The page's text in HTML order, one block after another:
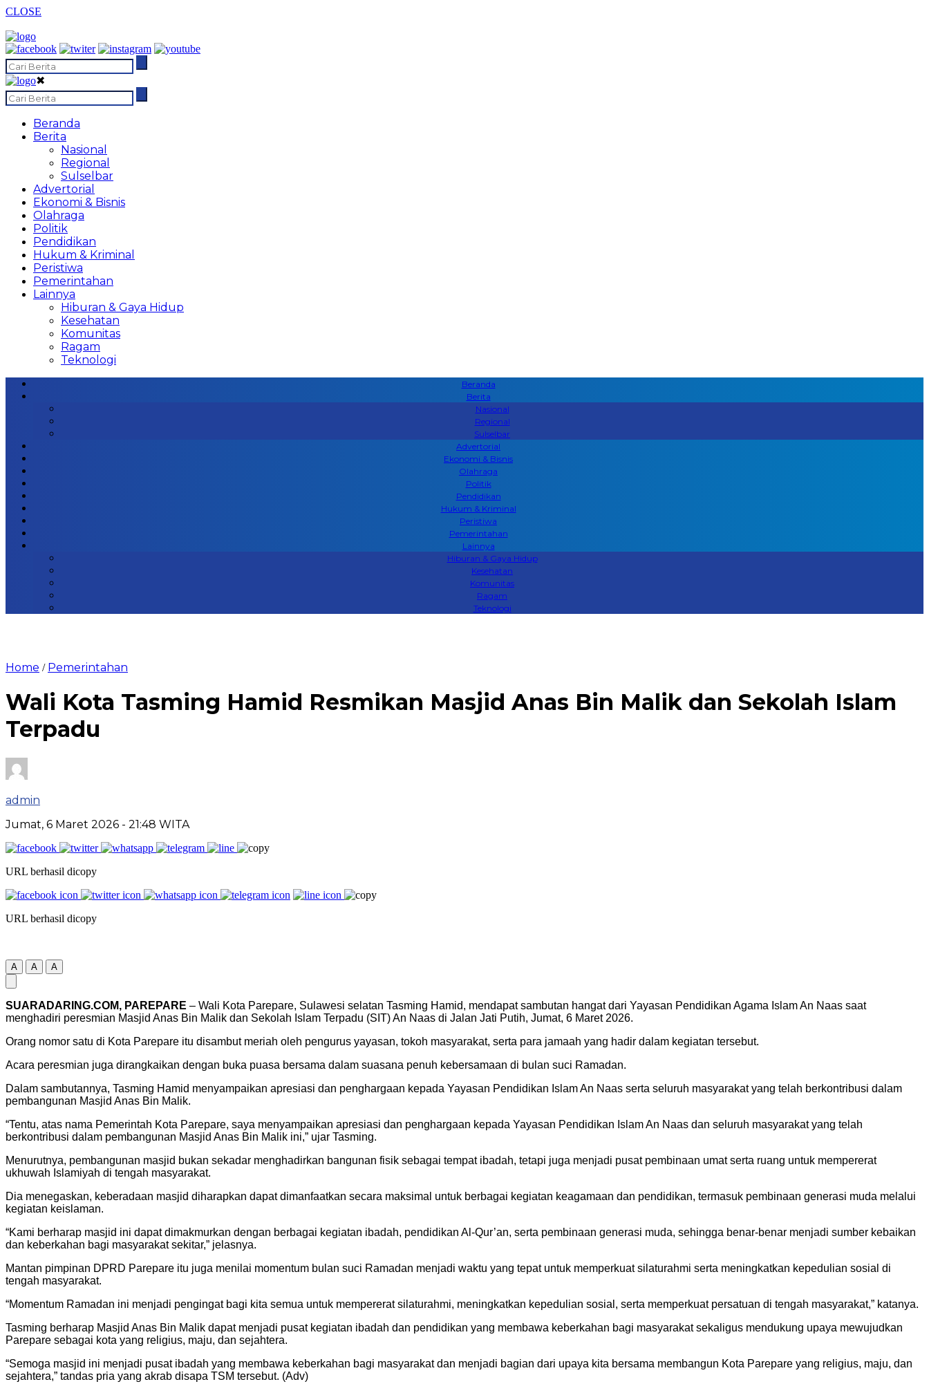
CLOSE
✖
Beranda
Berita
Nasional
Regional
Sulselbar
Advertorial
Ekonomi & Bisnis
Olahraga
Politik
Pendidikan
Hukum & Kriminal
Peristiwa
Pemerintahan
Lainnya
Hiburan & Gaya Hidup
Kesehatan
Komunitas
Ragam
Teknologi
Beranda
Berita
Nasional
Regional
Sulselbar
Advertorial
Ekonomi & Bisnis
Olahraga
Politik
Pendidikan
Hukum & Kriminal
Peristiwa
Pemerintahan
Lainnya
Hiburan & Gaya Hidup
Kesehatan
Komunitas
Ragam
Teknologi
Home / Pemerintahan
Wali Kota Tasming Hamid Resmikan Masjid Anas Bin Malik dan Sekolah Islam
Terpadu
admin
Jumat, 6 Maret 2026 - 21:48 WITA
URL berhasil dicopy
URL berhasil dicopy
A A A
SUARADARING.COM, PAREPARE – Wali Kota Parepare, Sulawesi selatan Tasming Hamid, mendapat sambutan hangat dari Yayasan Pendidikan Agama Islam An Naas saat
menghadiri peresmian Masjid Anas Bin Malik dan Sekolah Islam Terpadu (SIT) An Naas di Jalan Jati Putih, Jumat, 6 Maret 2026.
Orang nomor satu di Kota Parepare itu disambut meriah oleh pengurus yayasan, tokoh masyarakat, serta para jamaah yang hadir dalam kegiatan tersebut.
Acara peresmian juga dirangkaikan dengan buka puasa bersama dalam suasana penuh kebersamaan di bulan suci Ramadan.
Dalam sambutannya, Tasming Hamid menyampaikan apresiasi dan penghargaan kepada Yayasan Pendidikan Islam An Naas serta seluruh masyarakat yang telah berkontribusi dalam
pembangunan Masjid Anas Bin Malik.
“Tentu, atas nama Pemerintah Kota Parepare, saya menyampaikan apresiasi dan penghargaan kepada Yayasan Pendidikan Islam An Naas dan seluruh masyarakat yang telah
berkontribusi dalam pembangunan Masjid Anas Bin Malik ini,” ujar Tasming.
Menurutnya, pembangunan masjid bukan sekadar menghadirkan bangunan fisik sebagai tempat ibadah, tetapi juga menjadi pusat pembinaan umat serta ruang untuk mempererat
ukhuwah Islamiyah di tengah masyarakat.
Dia menegaskan, keberadaan masjid diharapkan dapat dimanfaatkan secara maksimal untuk berbagai kegiatan keagamaan dan pendidikan, termasuk pembinaan generasi muda melalui
kegiatan keislaman.
“Kami berharap masjid ini dapat dimakmurkan dengan berbagai kegiatan ibadah, pendidikan Al-Qur’an, serta pembinaan generasi muda, sehingga benar-benar menjadi sumber kebaikan
dan keberkahan bagi masyarakat sekitar,” jelasnya.
Mantan pimpinan DPRD Parepare itu juga menilai momentum bulan suci Ramadan menjadi waktu yang tepat untuk memperkuat silaturahmi serta meningkatkan kepedulian sosial di
tengah masyarakat.
“Momentum Ramadan ini menjadi pengingat bagi kita semua untuk mempererat silaturahmi, meningkatkan kepedulian sosial, serta memperkuat persatuan di tengah masyarakat,” katanya.
Tasming berharap Masjid Anas Bin Malik dapat menjadi pusat kegiatan ibadah dan pendidikan yang membawa keberkahan bagi masyarakat sekaligus mendukung upaya mewujudkan
Parepare sebagai kota yang religius, maju, dan sejahtera.
“Semoga masjid ini menjadi pusat ibadah yang membawa keberkahan bagi masyarakat dan menjadi bagian dari upaya kita bersama membangun Kota Parepare yang religius, maju, dan
sejahtera,” tandas pria yang akrab disapa TSM tersebut. (Adv)